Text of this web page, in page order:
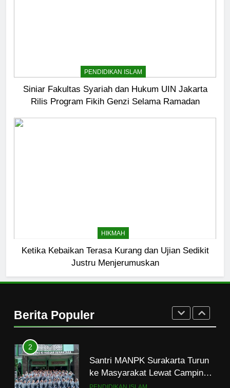
PENDIDIKAN ISLAM
Siniar Fakultas Syariah dan Hukum UIN Jakarta
Rilis Program Fikih Genzi Selama Ramadan
HIKMAH
Ketika Kebaikan Terasa Kurang dan Ujian Sedikit
Justru Menjerumuskan
Berita Populer
6
Ngopi Bareng; Romantisme
Abadi
Mati
HIKMAH
1
Tolak Kekerasan Seksual di
Lingkungan Kampus dan
Pesantren
PENDIDIKAN ISLAM
2
Santri MANPK Surakarta Turun
ke Masyarakat Lewat Camping
Dakwah Ramadan